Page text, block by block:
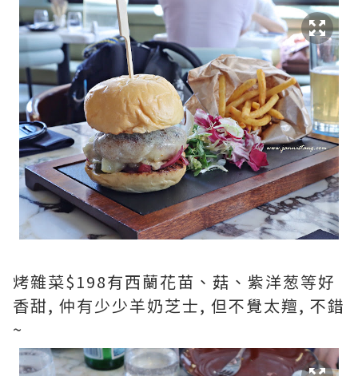
烤雜菜$198有西蘭花苗、菇、紫洋葱等好
香甜, 仲有少少羊奶芝士, 但不覺太羶, 不錯
~